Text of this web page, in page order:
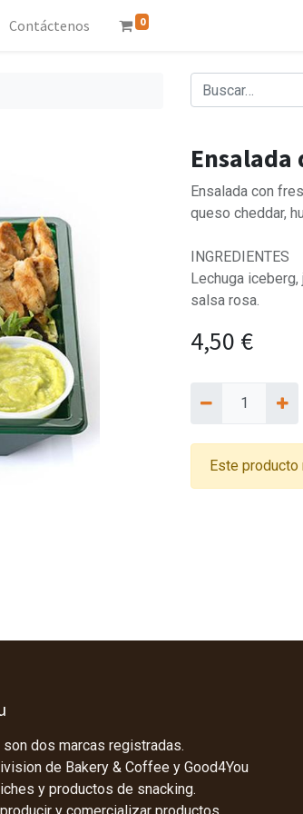
Contáctenos 0
Ensalada
Ensalada con
queso cheddar,
INGREDIENTES
Lechuga
salsa rosa.
4,50 €
Este producto
son dos marcas registradas.
de Bakery & Coffee y Good4You
y productos de snacking.